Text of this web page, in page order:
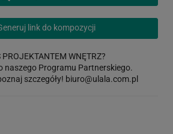
link do kompozycji
PROJEKTANTEM WNĘTRZ?
naszego Programu Partnerskiego.
szczegóły! biuro@ulala.com.pl